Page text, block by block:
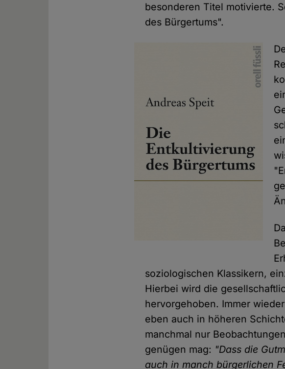
besonderen Titel motivierte.
des Bürgertums".
soziologischen Klassikern,
Hierbei wird die
hervorgehoben. Immer
eben auch in höheren
manchmal nur
genügen mag: "Dass die
auch in manch bürgerlichen